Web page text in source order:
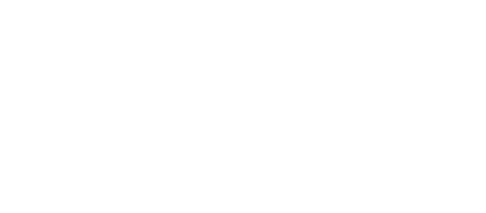
novedades del mercado de La Liga